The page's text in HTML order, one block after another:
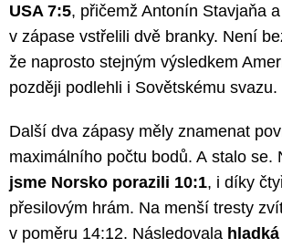
USA 7:5, přičemž Antonín Stavjaňa
v zápase vstřelili dvě branky. Není
že naprosto stejným výsledkem
později podlehli i Sovětskému svazu.
Další dva zápasy měly znamenat
maximálního počtu bodů. A stalo se.
jsme Norsko porazili 10:1, i díky
přesilovým hrám. Na menší tresty
v poměru 14:12. Následovala